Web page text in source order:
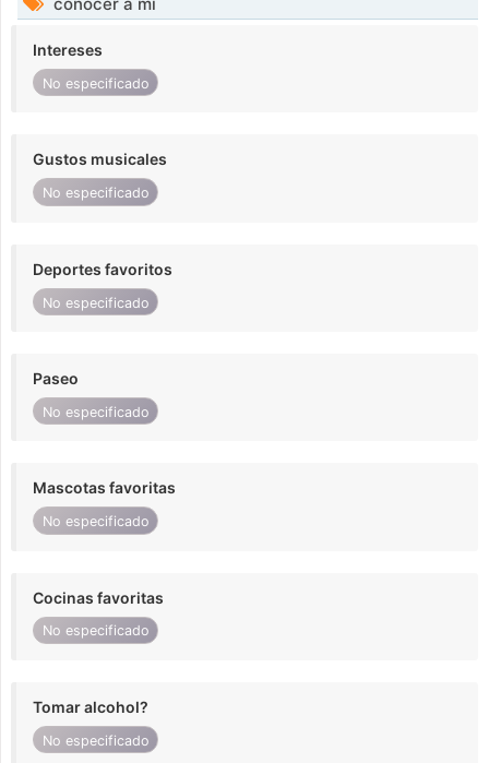
Intereses
No especificado
Gustos musicales
No especificado
Deportes favoritos
No especificado
Paseo
No especificado
Mascotas favoritas
No especificado
Cocinas favoritas
No especificado
Tomar alcohol?
No especificado